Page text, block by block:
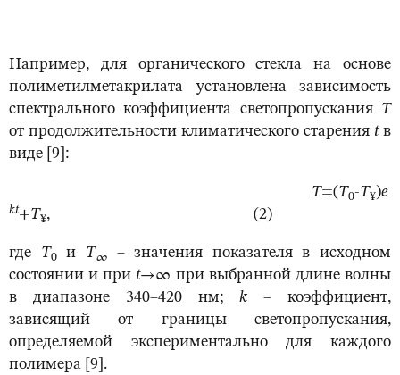
Например, для органического стекла на основе
полиметилметакрилата установлена зависимость
спектрального коэффициента светопропускания T
от продолжительности климатического старения tв
виде [9]:
T=(T0-T¥)e-
kt+T¥, (2)
где T0и T∞– значения показателя в исходном
состоянии и при t→∞ при выбранной длине волны
в диапазоне 340–420 нм; k – коэффициент,
зависящий от границы светопропускания,
определяемой экспериментально для каждого
полимера [9].